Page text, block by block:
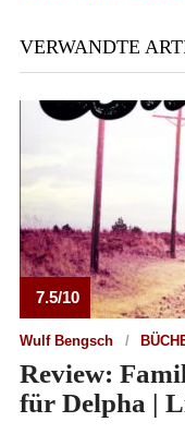
VERWANDTE
7.5/10
Wulf Bengsch
Review:
für Delpha |